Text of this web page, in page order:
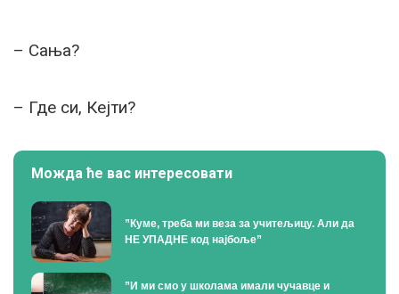
– Сања?
– Где си, Кејти?
Можда ће вас интересовати
”Куме, треба ми веза за учитељицу. Али да
НЕ УПАДНЕ код најбоље”
”И ми смо у школама имали чучавце и